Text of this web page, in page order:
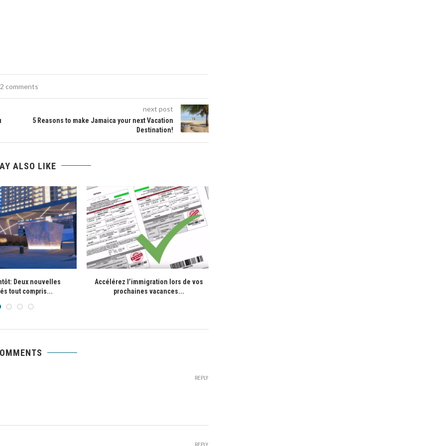
2 comments
next post
5 Reasons to make Jamaica your next Vacation
Destination!
ALSO LIKE
Deux nouvelles
tout compris...
Accélérez l’immigration lors de vos
prochaines vacances...
REPLY